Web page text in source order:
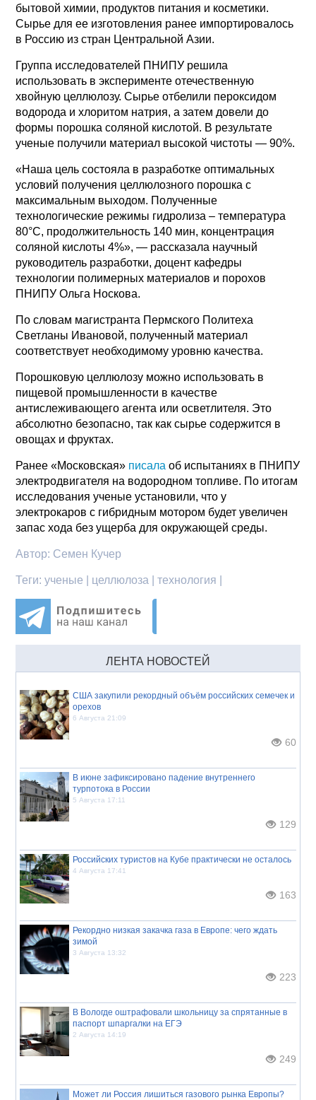
бытовой химии, продуктов питания и косметики.
Сырье для ее изготовления ранее импортировалось
в Россию из стран Центральной Азии.
Группа исследователей ПНИПУ решила
использовать в эксперименте отечественную
хвойную целлюлозу. Сырье отбелили пероксидом
водорода и хлоритом натрия, а затем довели до
формы порошка соляной кислотой. В результате
ученые получили материал высокой чистоты — 90%.
«Наша цель состояла в разработке оптимальных
условий получения целлюлозного порошка с
максимальным выходом. Полученные
технологические режимы гидролиза – температура
80°С, продолжительность 140 мин, концентрация
соляной кислоты 4%», — рассказала научный
руководитель разработки, доцент кафедры
технологии полимерных материалов и порохов
ПНИПУ Ольга Носкова.
По словам магистранта Пермского Политеха
Светланы Ивановой, полученный материал
соответствует необходимому уровню качества.
Порошковую целлюлозу можно использовать в
пищевой промышленности в качестве
антислеживающего агента или осветлителя. Это
абсолютно безопасно, так как сырье содержится в
овощах и фруктах.
Ранее «Московская» писала об испытаниях в ПНИПУ
электродвигателя на водородном топливе. По итогам
исследования ученые установили, что у
электрокаров с гибридным мотором будет увеличен
запас хода без ущерба для окружающей среды.
Автор: Семен Кучер
Теги:ученые | целлюлоза | технология |
ЛЕНТА НОВОСТЕЙ
США закупили рекордный объём российских семечек и
орехов
6 Августа 21:09
60
В июне зафиксировано падение внутреннего
турпотока в России
5 Августа 17:11
129
Российских туристов на Кубе практически не осталось
4 Августа 17:41
163
Рекордно низкая закачка газа в Европе: чего ждать
зимой
3 Августа 13:32
223
В Вологде оштрафовали школьницу за спрятанные в
паспорт шпаргалки на ЕГЭ
2 Августа 14:19
249
Может ли Россия лишиться газового рынка Европы?